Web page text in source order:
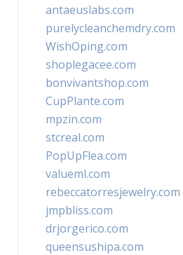
antaeuslabs.com
purelycleanchemdry.com
WishOping.com
shoplegacee.com
bonvivantshop.com
CupPlante.com
mpzin.com
stcreal.com
PopUpFlea.com
valueml.com
rebeccatorresjewelry.com
jmpbliss.com
drjorgerico.com
queensushipa.com